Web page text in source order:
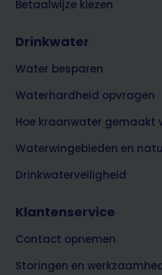
Betaalwijze kiezen
Drinkwater
Water besparen
Waterhardheid opvragen
Hoe kraanwater gemaakt
Waterwingebieden en
Drinkwaterveiligheid
Klantenservice
Contact opnemen
Storingen en